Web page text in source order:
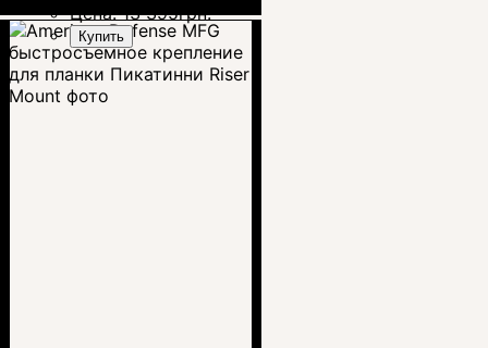
Цена:13 395грн.
Купить